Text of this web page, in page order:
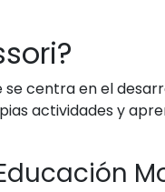
centra en el
actividades y